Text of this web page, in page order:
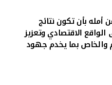
بأن تكون نتائج
الاقتصادي وتعزيز
والخاص بما يخدم جهود